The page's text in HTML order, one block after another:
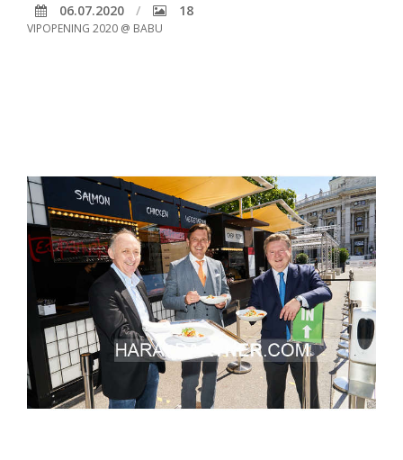
06.07.2020 18
VIPOPENING 2020 @ BABU